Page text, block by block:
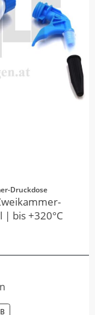
Druckdose
bis +320°C